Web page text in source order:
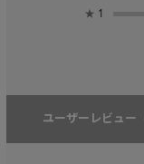
★ 1
ユーザーレビュー